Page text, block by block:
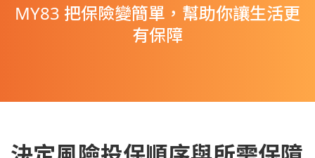
MY83 把保險變簡單，幫助你讓生活更
有保障